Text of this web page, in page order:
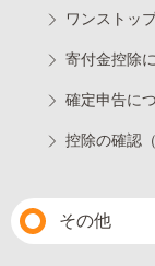
ワンストッ
寄付金控除
確定申告に
控除の確認
その他